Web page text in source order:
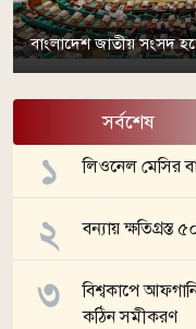
বাংলাদেশ জাতীয় সংসদ
সর্বশেষ
লিওনেল মেসির
বন্যায় ক্ষতিগ্রস্ত
বিশ্বকাপে
কঠিন সমীকরণ